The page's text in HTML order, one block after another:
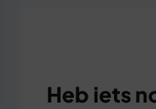
Heb iets